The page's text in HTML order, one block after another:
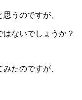
うのですが、
ないでしょうか？
たのですが、